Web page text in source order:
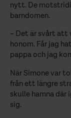
nytt. De
barndomen.
– Det är svårt att
honom. Får jag
pappa och jag
När Simone var
från ett längre
skulle hamna där
sig.